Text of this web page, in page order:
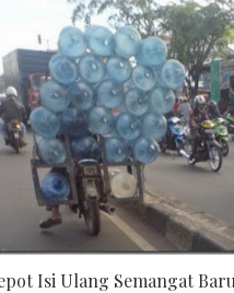
Isi Ulang Semangat Baru